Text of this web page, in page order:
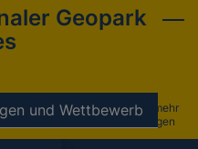
Geopark
und Wettbewerbnicht mehr
anzeigen